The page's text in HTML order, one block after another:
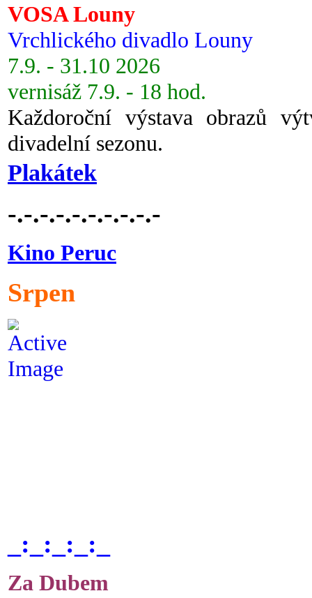
VOSA Louny
Vrchlického divadlo Louny
7.9. - 31.10 2026
vernisáž 7.9. - 18 hod.
Každoroční výstava obrazů
divadelní sezonu.
Plakátek
-.-.-.-.-.-.-.-.-.-
Kino Peruc
Srpen
_:_:_:_:_
Za Dubem